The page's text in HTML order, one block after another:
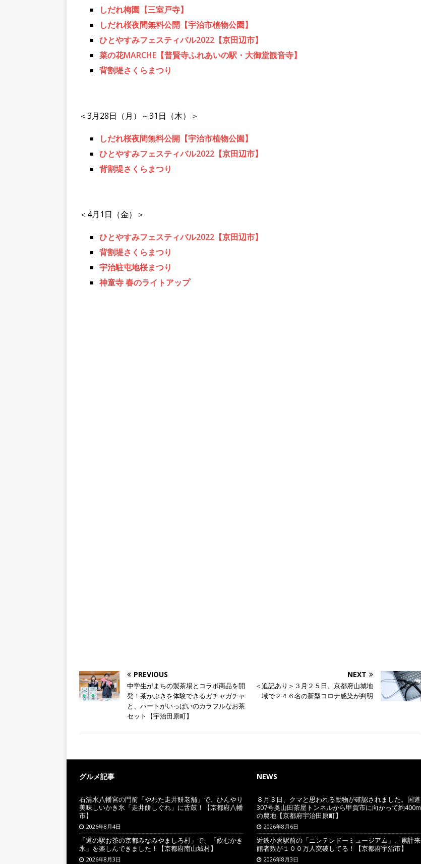
しだれ梅園【三室戸寺】
しだれ桜夜間無料公開【宇治市植物公園】
ひとやすみフェスティバル2022【京田辺市】
菜の花MARCHE【普賢寺ふれあいの駅・大御堂観音寺】
背割堤さくらまつり
＜3月28日（月）～31日（木）＞
しだれ桜夜間無料公開【宇治市植物公園】
ひとやすみフェスティバル2022【京田辺市】
背割堤さくらまつり
＜4月1日（金）＞
ひとやすみフェスティバル2022【京田辺市】
背割堤さくらまつり
宇治駐屯地桜まつり
神童寺 春のライトアップ
PREVIOUS
中学生がまちの製茶場とコラボ商品を開
発！茶かぶきを体験できるガチャガチャ
と、ハートがいっぱいのカラフルなお茶
セット【宇治田原町】
NEXT
＜追記あり＞３月２５日、京都府山城地
域で２４６名の新型コロナ感染が判明
グルメ記事
石清水八幡宮の門前「やわた走井餅老舗」で、ひんやり
美味しいかき氷「走井餅しぐれ」に舌鼓！【京都府八幡
市】
2026年8月4日
「道の駅お茶の京都みなみやましろ村」で、「飲むかき
氷」を楽しんできました！【京都府南山城村】
2026年8月3日
NEWS
８月３日、クマと思われる動物が確認されました。国道
307号奥山田茶屋トンネルから甲賀市に向かって約400m
の農地【京都府宇治田原町】
2026年8月6日
近鉄小倉駅前の「ニンテンドーミュージアム」、累計来
館者数が１００万人突破してる！【京都府宇治市】
2026年8月3日